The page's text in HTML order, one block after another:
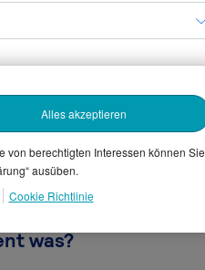
was?
Alles akzeptieren
von berechtigten Interessen können Sie
ausüben.
Cookie Richtlinie